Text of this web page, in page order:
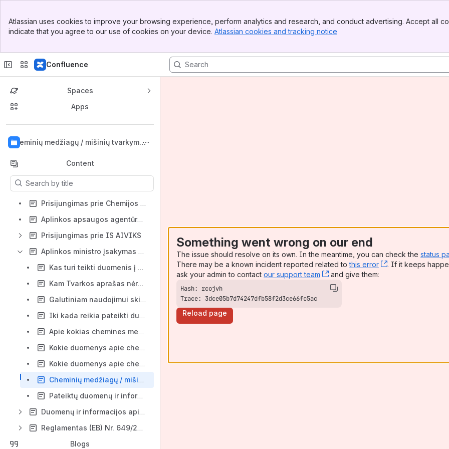
Top Bar
Sidebar
Atlassian uses cookies to improve your browsing experience, perform analytics and research, and conduct advertising. Accept all
indicate that you agree to our use of cookies on your device. Atlassian cookies and tracking notice
Confluence
Spaces
Apps
Cheminių medžiagų / mišinių tvarkymo k
Back to top
Content
Results will update as you type.
Prisijungimas prie Chemijos konsultacijų pagalbos tarnybos
Aplinkos apsaugos agentūros Chemijos konsultacijų pagalbos tarnyba: Asmens duomenų apsauga
Prisijungimas prie IS AIVIKS
Aplinkos ministro įsakymas D-146 (Tvarkos aprašas) pagal kurį reikia teikti duomenis ir informaciją apie chemines medžiagas ir cheminius mišinius į IS AIVIKS
Kas turi teikti duomenis į IS AIVIKS?
Kam Tvarkos aprašas nėra taikomas?
Galutiniam naudojimui skirtos cheminės medžiagos ir cheminiai mišiniai, kurie naudojami asmeniniams poreikiams, nesusijusiems su verslu ar profesija
Iki kada reikia pateikti duomenis apie chemines medžiagas ir cheminius mišinius?
Apie kokias chemines medžiagas ir cheminius mišinius reikia teikti duomenis?
Kokie duomenys apie chemines medžiagas turi būti pateikti?
Kokie duomenys apie cheminius mišinius turi būti pateikti?
Cheminių medžiagų / mišinių eksportas ir importas
Pateiktų duomenų ir informacijos tikslinimas
Duomenų ir informacijos apie chemines medžiagas ir cheminius mišinius teikimas į IS AIVIKS
Reglamentas (EB) Nr. 649/2012 dėl pavojingų cheminių medžiagų eksporto ir importo (PIC reglamentas)
Blogs
Something went wrong on our end
The issue should resolve on its own. In the meantime, you can check the status
There may be a known incident reported related tothis error , (opens new
. If it keeps
ask your admin to contact our support team , (opens new window)
and give them:
Trace: 3dce05b7d74247dfb58f2d3ce66fc5ac
Reload page